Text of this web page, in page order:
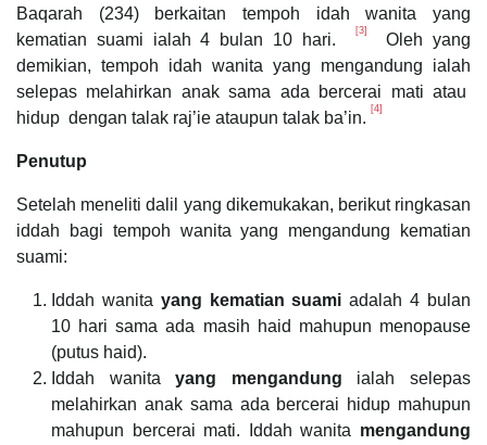
Baqarah (234) berkaitan tempoh idah wanita yang
kematian suami ialah 4 bulan 10 hari.
[3]
Oleh yang
demikian, tempoh idah wanita yang mengandung ialah
selepas melahirkan anak sama ada bercerai mati atau
hidup dengan talak raj’ie ataupun talak ba’in. [4]
Penutup
Setelah meneliti dalil yang dikemukakan, berikut ringkasan
iddah bagi tempoh wanita yang mengandung kematian
suami:
Iddah wanita yang kematian suami adalah 4 bulan
10 hari sama ada masih haid mahupun menopause
(putus haid).
Iddah wanitayang mengandung ialah selepas
melahirkan anak sama ada bercerai hidup mahupun
mahupun bercerai mati. Iddah wanita mengandung